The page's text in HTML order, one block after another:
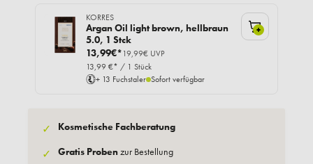
KORRES
Argan Oil light brown, hellbraun
5.0, 1 Stck
13,99€*19,99€ UVP
13,99 €* / 1 Stück
+ 13 Fuchstaler Sofort verfügbar
+
✓ Kosmetische Fachberatung
✓ Gratis Probenzur Bestellung